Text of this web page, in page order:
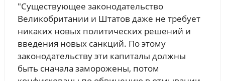
"Существующее законодательство
Великобритании и Штатов даже не требует
никаких новых политических решений и
введения новых санкций. По этому
законодательству эти капиталы должны
быть сначала заморожены, потом